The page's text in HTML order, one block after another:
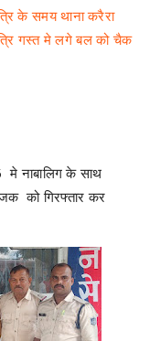
के समय थाना करैरा
गस्त मे लगे बल को चैक
मे नाबालिग के साथ
को गिरफ्तार कर